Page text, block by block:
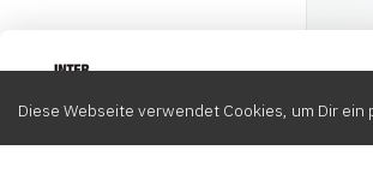
Diese Webseite verwendet Cookies, um Dir